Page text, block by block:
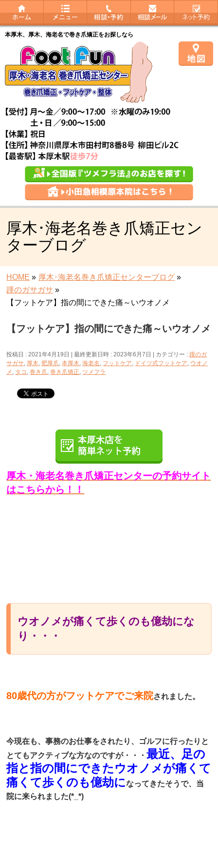
本厚木、厚木、海老名で巻き爪矯正をお探しなら
厚木･海老名巻き爪矯正セン
ターブログ
HOME » 厚木･海老名巻き爪矯正センターブログ »
踵のガサガサ »
【フットケア】指の間にできた痛～いウオノメ
【フットケア】指の間にできた痛～いウオノメ
投稿日 : 2021年4月19日 最終更新日時 : 2023年6月7日 カテゴリー :踵のガ
サガサ, 厚木, 肥厚爪,本厚木,海老名 , フットケア, ドイツ式フットケア, ウオノ
メ , タコ ,巻き爪,巻き爪矯正, ツメフラ
厚木・海老名巻き爪矯正センターの予約サイト
はこちらから！！
ウオノメが痛くて歩くのも億劫にな
り・・・
80歳代の方がフットケアでご来院されました。
今現在も、事務のお仕事をされたり、ゴルフに行ったりと
とてもアクティブな方なのですが・・・最近、足の
指と指の間にできたウオノメが痛くて
痛くて歩くのも億劫になってきたそうで、当
院に来られました(*_*)